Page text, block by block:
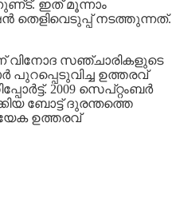
ഇത്‌ മൂന്നാം
നടത്തുന്നത്‌.
വിനോദ സഞ്ചാരികളുടെ
പുറപ്പെടുവിച്ച ഉത്തരവ്‌
2009 സെപ്‌റ്റംബര്‍
ബോട്ട്‌ ദുരന്തത്തെ
ഉത്തരവ്‌